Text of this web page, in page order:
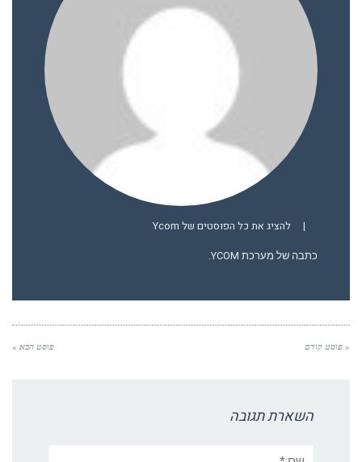
| להציג את כל הפוסטים של Ycom
כתבה של מערכת YCOM.
« פוסט קודם פוסט הבא »
השארת תגובה